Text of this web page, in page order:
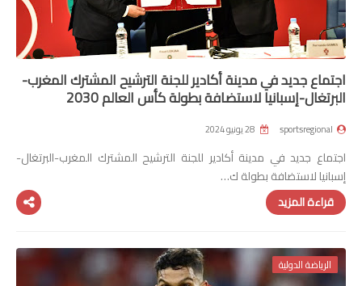
اجتماع جديد في مدينة أكادير للجنة الترشيح المشترك المغرب-
البرتغال-إسبانيا لاستضافة بطولة كأس العالم 2030
sportsregional
اجتماع جديد في مدينة أكادير للجنة الترشيح المشترك المغرب-البرتغال-
إسبانيا لاستضافة بطولة ك…
قراءة المزيد
الرياضة الدولية